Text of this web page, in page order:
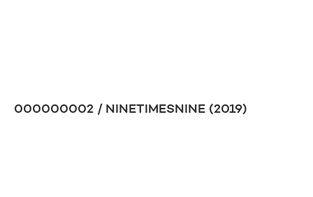
000000002 / NINETIMESNINE (2019)